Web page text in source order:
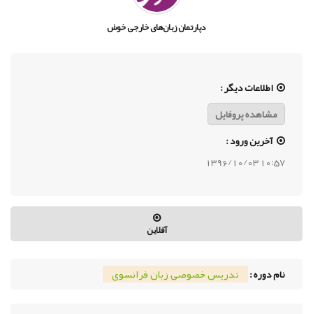
دپارتمان زبان‌های خارجی خوش
اطلاعات دیگر :
مشاهده پروفایل
آخرین ورود :
10:57 1396/10/03
آفلاین
نام دوره : تدریس خصوصی زبان فرانسوی